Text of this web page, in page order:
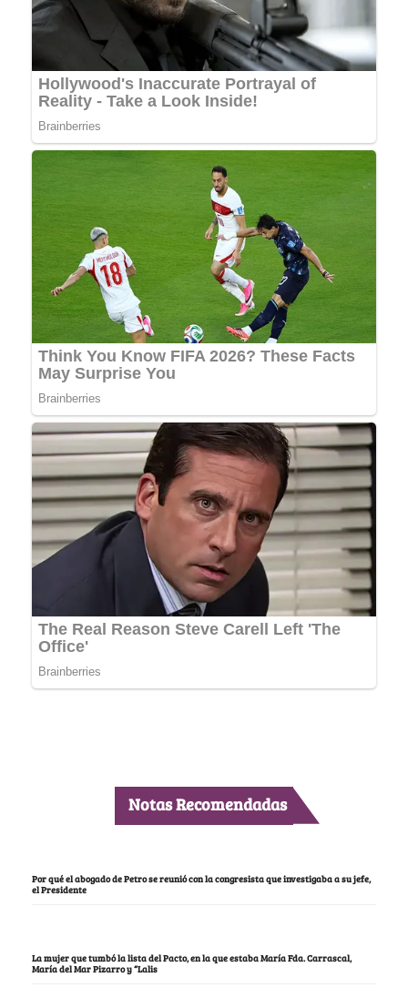
Notas Recomendadas
Por qué el abogado de Petro se reunió con la congresista que investigaba a su jefe,
el Presidente
La mujer que tumbó la lista del Pacto, en la que estaba María Fda. Carrascal,
María del Mar Pizarro y “Lalis